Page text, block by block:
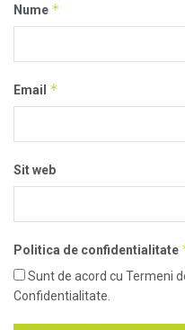
Nume *
Email *
Sit web
Politica de confidentialitate
Sunt de acord cu Termeni
Confidentialitate.